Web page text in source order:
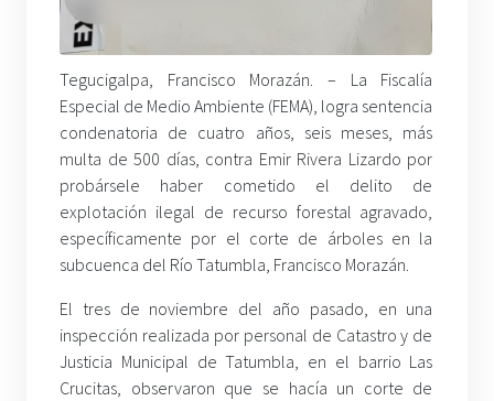
Tegucigalpa, Francisco Morazán. – La Fiscalía
Especial de Medio Ambiente (FEMA), logra sentencia
condenatoria de cuatro años, seis meses, más
multa de 500 días, contra Emir Rivera Lizardo por
probársele haber cometido el delito de
explotación ilegal de recurso forestal agravado,
específicamente por el corte de árboles en la
subcuenca del Río Tatumbla, Francisco Morazán.
El tres de noviembre del año pasado, en una
inspección realizada por personal de Catastro y de
Justicia Municipal de Tatumbla, en el barrio Las
Crucitas, observaron que se hacía un corte de